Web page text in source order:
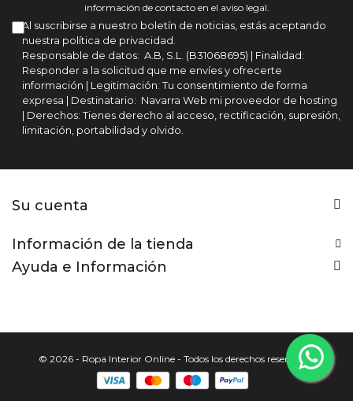
información de contacto en el aviso legal.
Al suscribirse a nuestro boletín de noticias, estás aceptando
nuestra política de privacidad.
Responsable de datos: A.B, S.L. (B31068695) | Finalidad:
Responder a la solicitud que me envíes y ofrecerte
información | Legitimación: Tu consentimiento de forma
expresa | Destinatario: Navarra Web mi proveedor de hosting
| Derechos: Tienes derecho al acceso, rectificación, supresión,
limitación, portabilidad y olvido.
Su cuenta
Información de la tienda
Ayuda e Información
© 2026 - Ropa Interior Online - Todos los derechos reservados